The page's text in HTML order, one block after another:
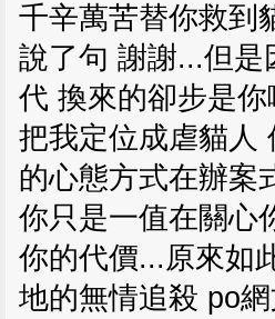
千辛萬苦替你救到
說了句 謝謝...但是
代 換來的卻步是
把我定位成虐貓人
的心態方式在辦案
你只是一值在關心
你的代價...原來如
地的無情追殺 po